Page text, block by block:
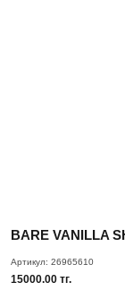
BARE VANILLA
Артикул: 26965610
15000.00 тг.